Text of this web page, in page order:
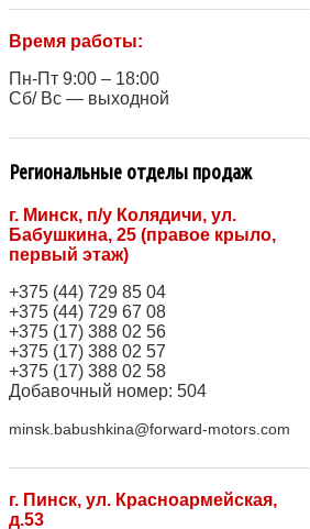
Время работы:
Пн-Пт 9:00 – 18:00
Сб/ Вс — выходной
Региональные отделы продаж
г. Минск, п/у Колядичи, ул.
Бабушкина, 25 (правое крыло,
первый этаж)
+375 (44) 729 85 04
+375 (44) 729 67 08
+375 (17) 388 02 56
+375 (17) 388 02 57
+375 (17) 388 02 58
Добавочный номер: 504
minsk.babushkina@forward-motors.com
г. Пинск, ул. Красноармейская,
д.53